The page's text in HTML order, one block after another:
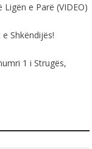
e Parë (VIDEO)
Shkëndijës!
1 i Strugës,